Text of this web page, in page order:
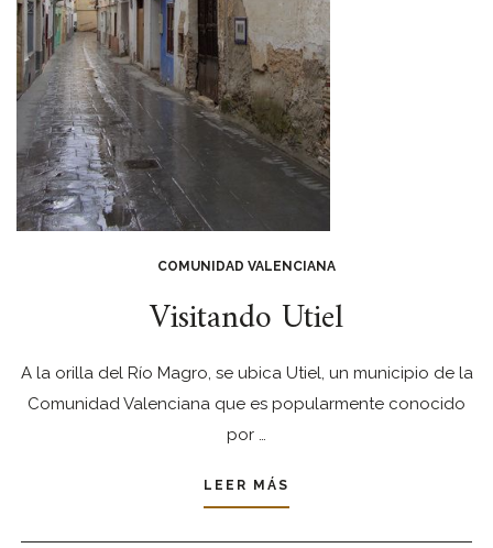
COMUNIDAD VALENCIANA
Visitando Utiel
A la orilla del Río Magro, se ubica Utiel, un municipio de la
Comunidad Valenciana que es popularmente conocido
por …
LEER MÁS